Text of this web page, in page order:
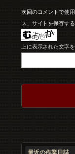
次回のコメントで使
ス、サイトを保存する
上に表示された文字